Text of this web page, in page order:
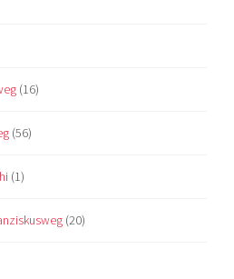
(16)
(56)
(1)
(20)